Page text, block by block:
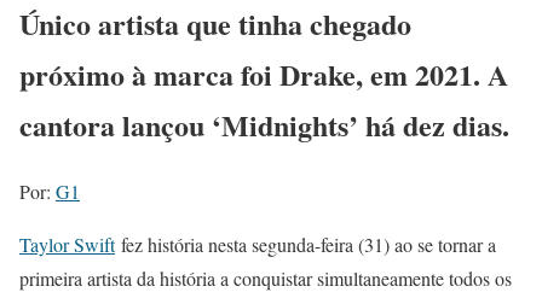
Único artista que tinha chegado
próximo à marca foi Drake, em 2021. A
cantora lançou ‘Midnights’ há dez dias.
Por: G1
Taylor Swiftfez história nesta segunda-feira (31) ao se tornar a
primeira artista da história a conquistar simultaneamente todos os